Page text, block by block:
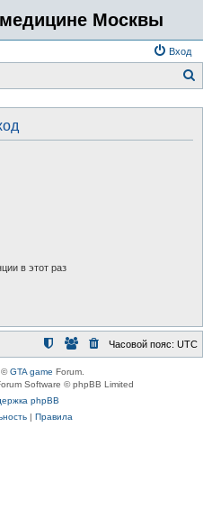
Москвы
Вход
в этот раз
Часовой пояс: UTC
©GTA game Forum.
Software © phpBB Limited
phpBB
| Правила